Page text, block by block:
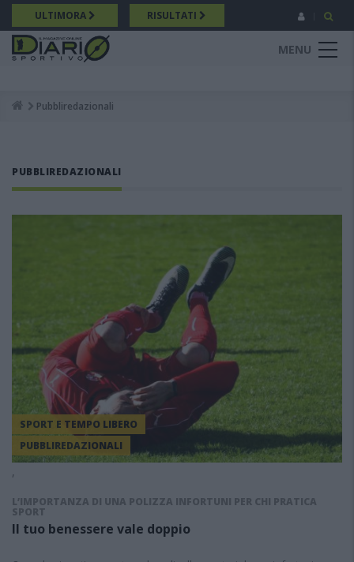
Salta
al
contenuto
principale
ULTIMORA RISULTATI
MENU
Breadcrumb
Pubbliredazionali
PUBBLIREDAZIONALI
PUBBLIREDAZIONALI
,
SPORT E TEMPO LIBERO
L’IMPORTANZA DI UNA POLIZZA INFORTUNI PER CHI PRATICA
SPORT
Il tuo benessere vale doppio